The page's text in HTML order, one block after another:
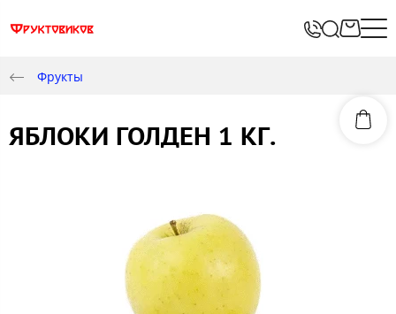
Фрукты
ЯБЛОКИ ГОЛДЕН 1 КГ.